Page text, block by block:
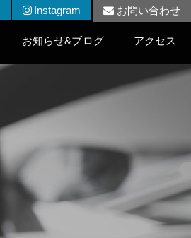
Instagram お問い合わせ
お知らせ&ブログ アクセス